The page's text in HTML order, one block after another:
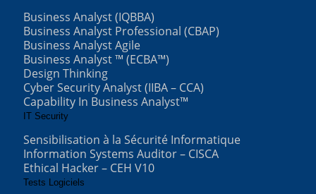
Business Analyst (IQBBA)
Business Analyst Professional (CBAP)
Business Analyst Agile
Business Analyst ™ (ECBA™)
Design Thinking
Cyber Security Analyst (IIBA – CCA)
Capability In Business Analyst™
IT Security
Sensibilisation à la Sécurité Informatique
Information Systems Auditor – CISCA
Ethical Hacker – CEH V10
Tests Logiciels